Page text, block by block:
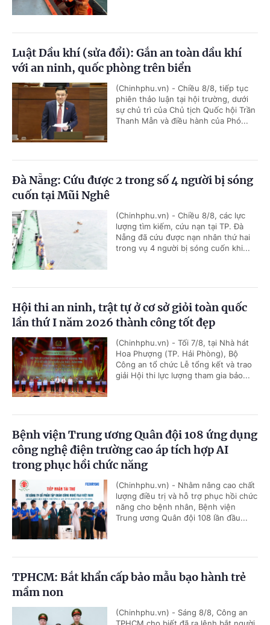
Luật Dầu khí (sửa đổi): Gắn an toàn dầu khí
với an ninh, quốc phòng trên biển
(Chinhphu.vn) - Chiều 8/8, tiếp tục
phiên thảo luận tại hội trường, dưới
sự chủ trì của Chủ tịch Quốc hội Trần
Thanh Mẫn và điều hành của Phó...
Đà Nẵng: Cứu được 2 trong số 4 người bị sóng
cuốn tại Mũi Nghê
(Chinhphu.vn) - Chiều 8/8, các lực
lượng tìm kiếm, cứu nạn tại TP. Đà
Nẵng đã cứu được nạn nhân thứ hai
trong vụ 4 người bị sóng cuốn khi...
Hội thi an ninh, trật tự ở cơ sở giỏi toàn quốc
lần thứ I năm 2026 thành công tốt đẹp
(Chinhphu.vn) - Tối 7/8, tại Nhà hát
Hoa Phượng (TP. Hải Phòng), Bộ
Công an tổ chức Lễ tổng kết và trao
giải Hội thi lực lượng tham gia bảo...
Bệnh viện Trung ương Quân đội 108 ứng dụng
công nghệ điện trường cao áp tích hợp AI
trong phục hồi chức năng
(Chinhphu.vn) - Nhằm nâng cao chất
lượng điều trị và hỗ trợ phục hồi chức
năng cho bệnh nhân, Bệnh viện
Trung ương Quân đội 108 lần đầu...
TPHCM: Bắt khẩn cấp bảo mẫu bạo hành trẻ
mầm non
(Chinhphu.vn) - Sáng 8/8, Công an